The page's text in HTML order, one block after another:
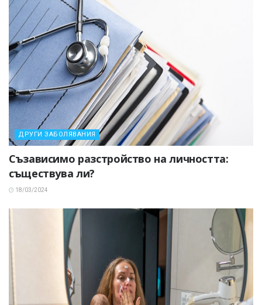
ДРУГИ ЗАБОЛЯВАНИЯ
Съзависимо разстройство на личността:
съществува ли?
18/03/2024